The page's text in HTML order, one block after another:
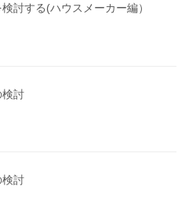
討する(ハウスメーカー編）
討
討